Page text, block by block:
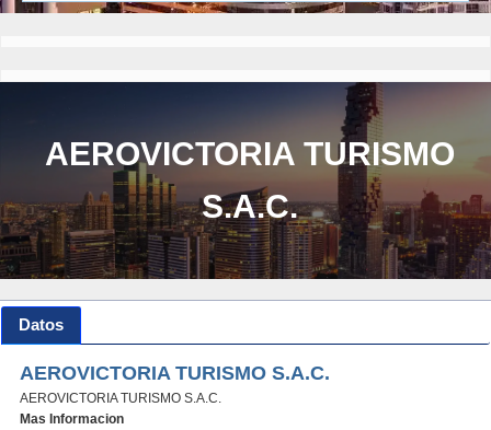
AEROVICTORIA TURISMO
S.A.C.
Datos
AEROVICTORIA TURISMO S.A.C.
AEROVICTORIA TURISMO S.A.C.
Mas Informacion